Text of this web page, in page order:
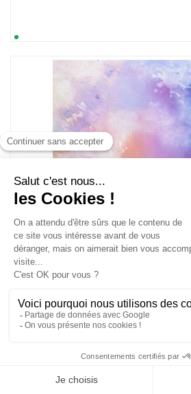
Toile aïda impression - Toile à